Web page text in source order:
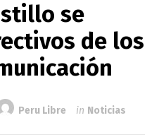
se
de los
Peru Libre in Noticias